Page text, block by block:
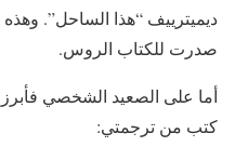
ديميترييف “هذا الساحل”.
صدرت للكتاب الروس.
كتب من ترجمتي: